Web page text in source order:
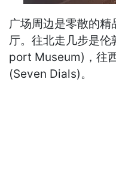
广场周边是零散的
厅。往北走几步是
port Museum)，往
(Seven Dials)。